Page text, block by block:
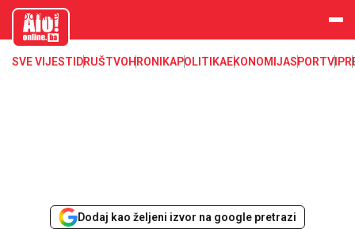
aloonline.b
SVE VIJESTI DRUŠTVOHRONIKAPOLITIKAEKONOMIJASPORTVIP
Dodaj kao željeni izvor na google pretrazi